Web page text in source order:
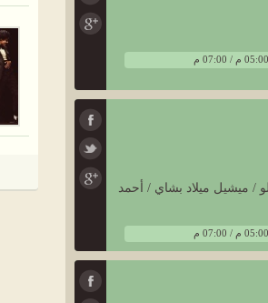
/ ميشيل ميلاد بشاي / أحمد